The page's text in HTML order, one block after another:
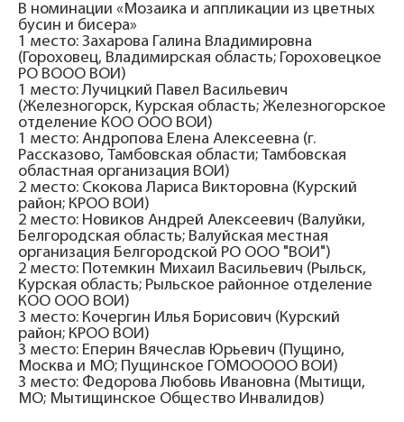
В номинации «Мозаика и аппликации из цветных
бусин и бисера»
1 место: Захарова Галина Владимировна
(Гороховец, Владимирская область; Гороховецкое
РО ВООО ВОИ)
1 место: Лучицкий Павел Васильевич
(Железногорск, Курская область; Железногорское
отделение КОО ООО ВОИ)
1 место: Андропова Елена Алексеевна (г.
Рассказово, Тамбовская области; Тамбовская
областная организация ВОИ)
2 место: Скокова Лариса Викторовна (Курский
район; КРОО ВОИ)
2 место: Новиков Андрей Алексеевич (Валуйки,
Белгородская область; Валуйская местная
организация Белгородской РО ООО "ВОИ")
2 место: Потемкин Михаил Васильевич (Рыльск,
Курская область; Рыльское районное отделение
КОО ООО ВОИ)
3 место: Кочергин Илья Борисович (Курский
район; КРОО ВОИ)
3 место: Еперин Вячеслав Юрьевич (Пущино,
Москва и МО; Пущинское ГОМООООО ВОИ)
3 место: Федорова Любовь Ивановна (Мытищи,
МО; Мытищинское Общество Инвалидов)